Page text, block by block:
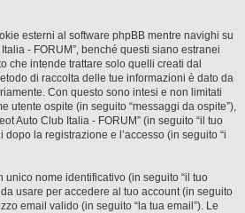
esterni al software phpBB mentre navighi su
- FORUM”, benché questi siano estranei
che intende trattare solo quelli creati dal
di raccolta delle tue informazioni è dato da
Con questo sono intesi e non limitati
utente ospite (in seguito “messaggi da ospite”),
Auto Club Italia - FORUM” (in seguito “il tuo
dopo la registrazione e l’accesso (in seguito “i
unico nome identificativo (in seguito “il tuo
usare per accedere al tuo account (in seguito
email valido (in seguito “la tua email”). Le